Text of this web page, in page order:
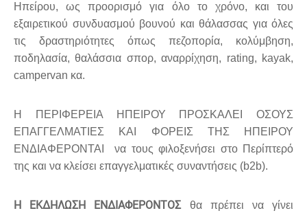
Ηπείρου, ως προορισμό για όλο το χρόνο, και του
εξαιρετικού συνδυασμού βουνού και θάλασσας για όλες
τις δραστηριότητες όπως πεζοπορία, κολύμβηση,
ποδηλασία, θαλάσσια σπορ, αναρρίχηση, rating, kayak,
campervan κα.
Η ΠΕΡΙΦΕΡΕΙΑ ΗΠΕΙΡΟΥ ΠΡΟΣΚΑΛΕΙ ΟΣΟΥΣ
ΕΠΑΓΓΕΛΜΑΤΙΕΣ ΚΑΙ ΦΟΡΕΙΣ ΤΗΣ ΗΠΕΙΡΟΥ
ΕΝΔΙΑΦΕΡΟΝΤΑΙ να τους φιλοξενήσει στο Περίπτερό
της και να κλείσει επαγγελματικές συναντήσεις (b2b).
Η ΕΚΔΗΛΩΣΗ ΕΝΔΙΑΦΕΡΟΝΤΟΣθα πρέπει να γίνει